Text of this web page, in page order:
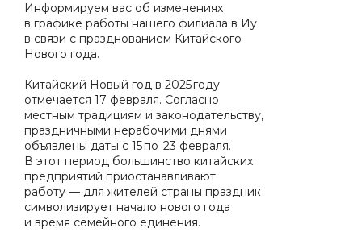
Информируем вас об изменениях
в графике работы нашего филиала в Иу
в связи с празднованием Китайского
Нового года.
Китайский Новый год в 2025 году
отмечается 17 февраля. Согласно
местным традициям и законодательству,
праздничными нерабочими днями
объявлены даты с 15 по 23 февраля.
В этот период большинство китайских
предприятий приостанавливают
работу — для жителей страны праздник
символизирует начало нового года
и время семейного единения.